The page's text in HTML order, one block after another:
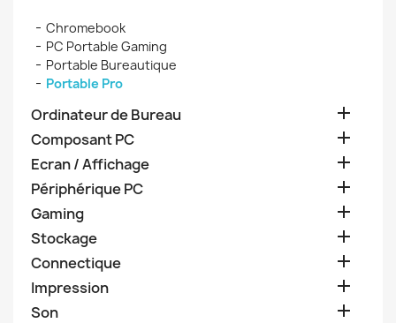
Chromebook
PC Portable Gaming
Portable Bureautique
Portable Pro
Ordinateur de Bureau 
Composant PC 
Ecran / Affichage 
Périphérique PC 
Gaming 
Stockage 
Connectique 
Impression 
Son 